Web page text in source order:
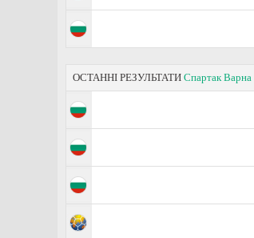
ОСТАННІ РЕЗУЛЬТАТИ Спартак Варна